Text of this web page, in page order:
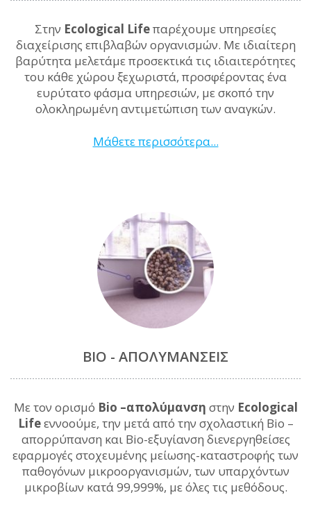
Στην Ecological Lifeπαρέχουμε υπηρεσίες
διαχείρισης επιβλαβών οργανισμών. Με ιδιαίτερη
βαρύτητα μελετάμε προσεκτικά τις ιδιαιτερότητες
του κάθε χώρου ξεχωριστά, προσφέροντας ένα
ευρύτατο φάσμα υπηρεσιών, με σκοπό την
ολοκληρωμένη αντιμετώπιση των αναγκών.
Μάθετε περισσότερα...
BIO - ΑΠΟΛΥΜΆΝΣΕΙΣ
Με τον ορισμό Bio –απολύμανση στην Ecological
Lifeεννοούμε, την μετά από την σχολαστική Bio –
απορρύπανση και Bio-εξυγίανση διενεργηθείσες
εφαρμογές στοχευμένης μείωσης-καταστροφής των
παθογόνων μικροοργανισμών, των υπαρχόντων
μικροβίων κατά 99,999%, με όλες τις μεθόδους.